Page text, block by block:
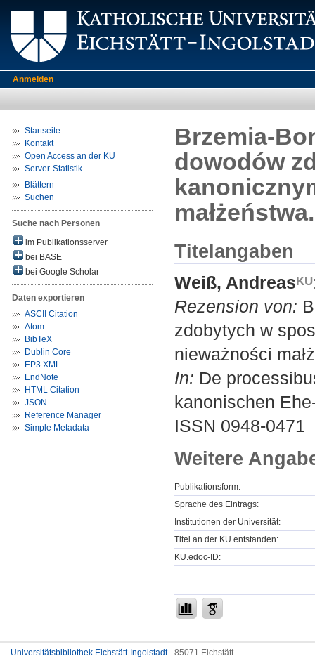
Anmelden
Startseite
Kontakt
Open Access an der KU
Server-Statistik
Blättern
Suchen
Suche nach Personen
im Publikationsserver
bei BASE
bei Google Scholar
Daten exportieren
ASCII Citation
Atom
BibTeX
Dublin Core
EP3 XML
EndNote
HTML Citation
JSON
Reference Manager
Simple Metadata
Brzemia-
dowodów
Titelangaben
Weiß, Andreas
Rezension von:
zdobytych w
nieważności
In: De
kanonischen
ISSN 0948-0471
Weitere
Publikationsform:
Sprache des Eintrags:
Institutionen der Universität:
Titel an der KU entstanden:
KU.edoc-ID:
Universitätsbibliothek Eichstätt-Ingolstadt- 85071 Eichstätt